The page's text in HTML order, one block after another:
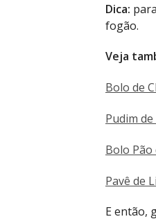
Dica:
fogão.
Veja
Bolo de
Pudim de
Bolo Pão
Pavê de
E então,